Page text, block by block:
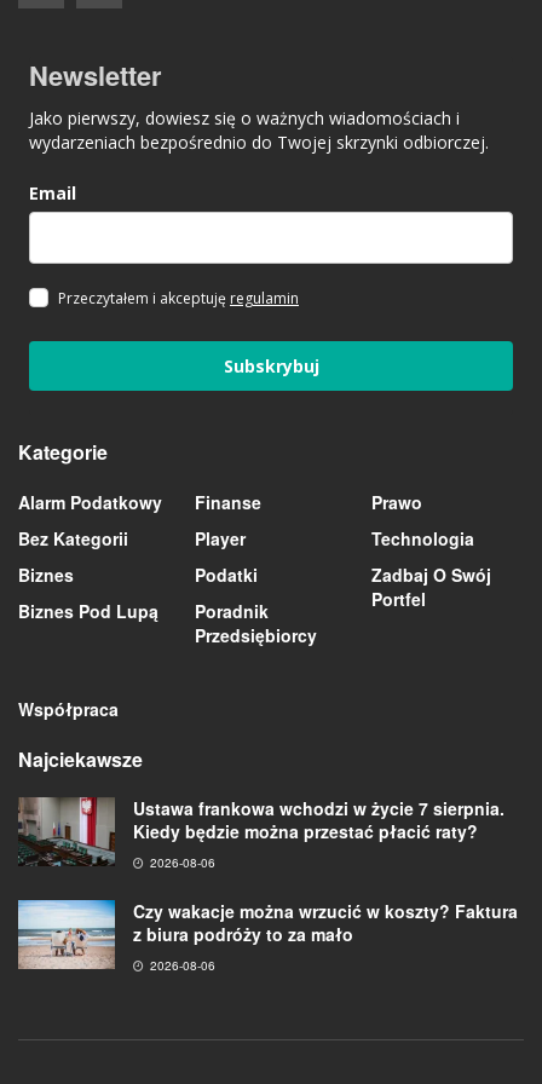
Newsletter
Jako pierwszy, dowiesz się o ważnych wiadomościach i
wydarzeniach bezpośrednio do Twojej skrzynki odbiorczej.
Email
Przeczytałem i akceptuję regulamin
Subskrybuj
Kategorie
Alarm Podatkowy
Bez Kategorii
Biznes
Biznes Pod Lupą
Finanse
Player
Podatki
Poradnik
Przedsiębiorcy
Prawo
Technologia
Zadbaj O Swój
Portfel
Współpraca
Najciekawsze
Ustawa frankowa wchodzi w życie 7 sierpnia.
Kiedy będzie można przestać płacić raty?
2026-08-06
Czy wakacje można wrzucić w koszty? Faktura
z biura podróży to za mało
2026-08-06